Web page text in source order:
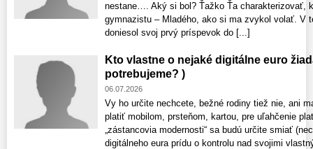
nestane…. Aký si bol? Ťažko Ťa charakterizovať,
gymnazistu – Mladého, ako si ma zvykol volať. V
doniesol svoj prvý príspevok do [...]
Kto vlastne o nejaké digitálne euro
potrebujeme? )
06.07.2026
Vy ho určite nechcete, bežné rodiny tiež nie, ani
platiť mobilom, prsteňom, kartou, pre uľahčenie
„zástancovia modernosti“ sa budú určite smiať
digitálneho eura prídu o kontrolu nad svojimi